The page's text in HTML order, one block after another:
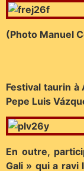
(Photo Manuel
Festival taurin à
Pepe Luis
En outre,
Gali » qui a ravi